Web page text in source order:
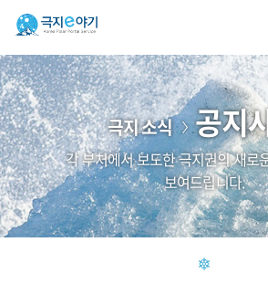
극지 소식 공지
각 부처에서 보도한 극지권의 새로
보여드립니다.